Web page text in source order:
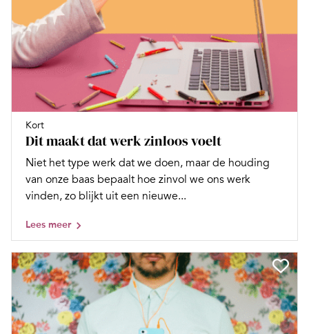
Kort
Dit maakt dat werk zinloos voelt
Niet het type werk dat we doen, maar de houding
van onze baas bepaalt hoe zinvol we ons werk
vinden, zo blijkt uit een nieuwe...
Lees meer